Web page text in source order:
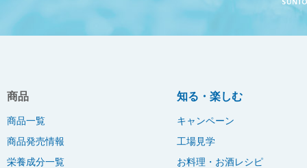
商品
商品一覧
商品発売情報
栄養成分一覧
知る・楽しむ
キャンペーン
工場見学
お料理・お酒レシピ